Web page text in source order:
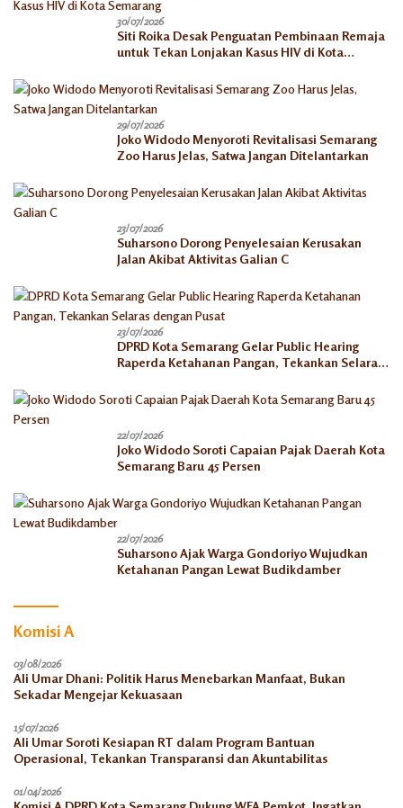
30/07/2026
Siti Roika Desak Penguatan Pembinaan Remaja
untuk Tekan Lonjakan Kasus HIV di Kota
29/07/2026
Joko Widodo Menyoroti Revitalisasi Semarang
Zoo Harus Jelas, Satwa Jangan Ditelantarkan
23/07/2026
Suharsono Dorong Penyelesaian Kerusakan
Jalan Akibat Aktivitas Galian C
23/07/2026
DPRD Kota Semarang Gelar Public Hearing
Raperda Ketahanan Pangan, Tekankan Selaras
22/07/2026
Joko Widodo Soroti Capaian Pajak Daerah Kota
Semarang Baru 45 Persen
22/07/2026
Suharsono Ajak Warga Gondoriyo Wujudkan
Ketahanan Pangan Lewat Budikdamber
Komisi A
03/08/2026
Ali Umar Dhani: Politik Harus Menebarkan Manfaat, Bukan
Sekadar Mengejar Kekuasaan
15/07/2026
Ali Umar Soroti Kesiapan RT dalam Program Bantuan
Operasional, Tekankan Transparansi dan Akuntabilitas
01/04/2026